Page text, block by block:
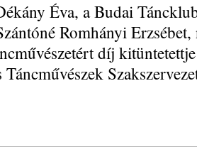
Éva, a Budai
Romhányi
díj
Táncművészek